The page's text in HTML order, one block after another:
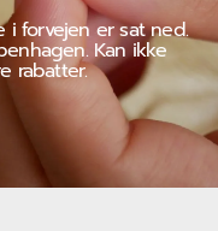
forvejen er sat ned.
Kan ikke
rabatter.